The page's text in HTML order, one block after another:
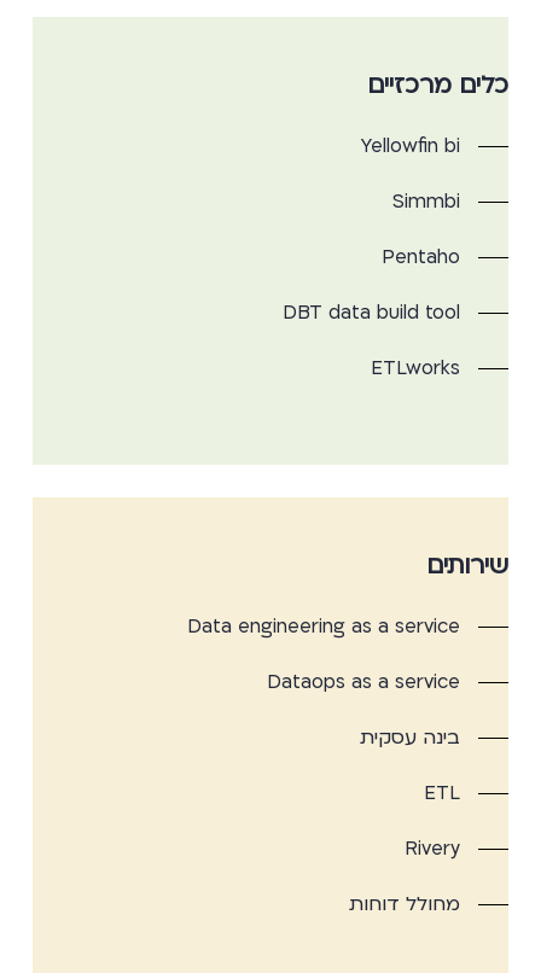
כלים מרכזיים
Yellowfin bi
Simmbi
Pentaho
DBT data build tool
ETLworks
שירותים
Data engineering as a service
Dataops as a service
בינה עסקית
ETL
Rivery
מחולל דוחות